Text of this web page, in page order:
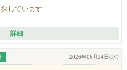
しています
詳細
2026年06月24日(水)